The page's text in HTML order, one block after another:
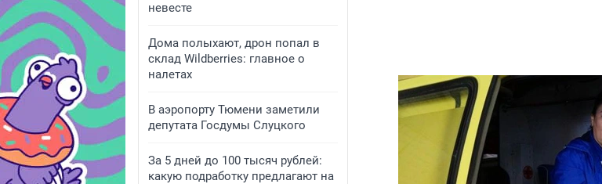
невесте
Дома полыхают, дрон попал в
склад Wildberries: главное о
налетах
В аэропорту Тюмени заметили
депутата Госдумы Слуцкого
За 5 дней до 100 тысяч рублей:
какую подработку предлагают на